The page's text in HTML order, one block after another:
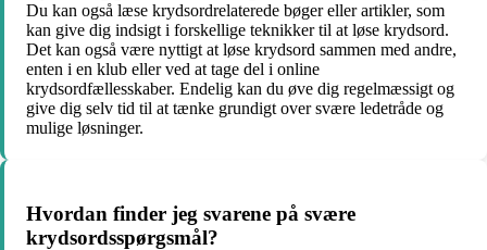
Du kan også læse krydsordrelaterede bøger eller artikler, som
kan give dig indsigt i forskellige teknikker til at løse krydsord.
Det kan også være nyttigt at løse krydsord sammen med andre,
enten i en klub eller ved at tage del i online
krydsordfællesskaber. Endelig kan du øve dig regelmæssigt og
give dig selv tid til at tænke grundigt over svære ledetråde og
mulige løsninger.
Hvordan finder jeg svarene på svære
krydsordsspørgsmål?